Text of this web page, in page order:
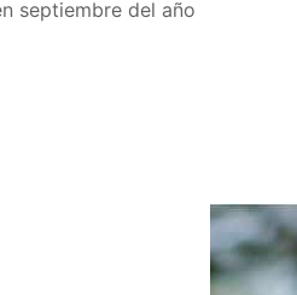
septiembre del año